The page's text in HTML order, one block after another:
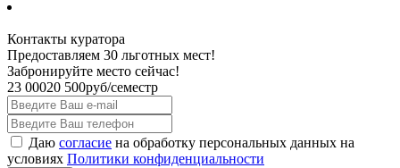
Контакты куратора
Предоставляем 30 льготных мест!
Забронируйте место сейчас!
23 00020 500руб/семестр
Даю согласие на обработку персональных данных на
условиях Политики конфиденциальности